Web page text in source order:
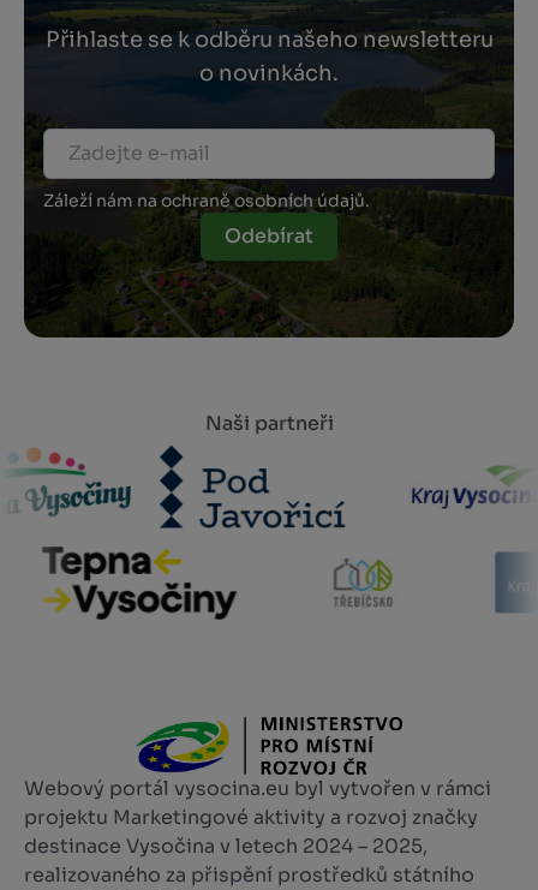
Přihlaste se k odběru našeho newsletteru
o novinkách.
Záleží nám na ochraně osobních údajů.
Odebírat
Naši partneři
Webový portál vysocina.eu byl vytvořen v rámci
projektu Marketingové aktivity a rozvoj značky
destinace Vysočina v letech 2024 – 2025,
realizovaného za přispění prostředků státního